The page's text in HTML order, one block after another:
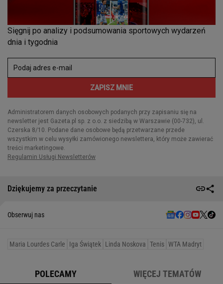
Dziękujemy za przeczytanie
Obserwuj nas
Maria Lourdes Carle Iga Świątek Linda Noskova Tenis WTA Madryt
POLECAMY WIĘCEJ TEMATÓW